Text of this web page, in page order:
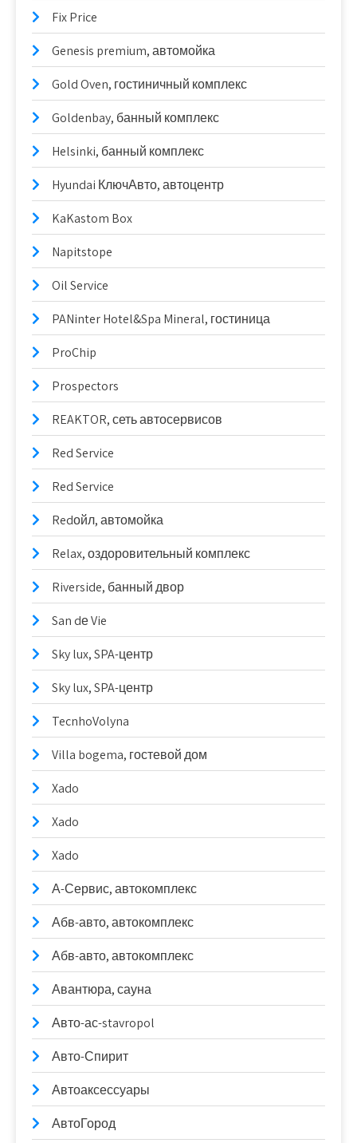
Fix Price
Genesis premium, автомойка
Gold Oven, гостиничный комплекс
Goldenbay, банный комплекс
Helsinki, банный комплекс
Hyundai КлючАвто, автоцентр
KaKastom Box
Napitstope
Oil Service
PANinter Hotel&Spa Mineral, гостиница
ProChip
Prospectors
REAKTOR, сеть автосервисов
Red Service
Red Service
Redойл, автомойка
Relax, оздоровительный комплекс
Riverside, банный двор
San dе Vie
Sky lux, SPA-центр
Sky lux, SPA-центр
TecnhoVolyna
Villa bogema, гостевой дом
Xado
Xado
Xado
А-Сервис, автокомплекс
Абв-авто, автокомплекс
Абв-авто, автокомплекс
Авантюра, сауна
Авто-ас-stavropol
Авто-Спирит
Автоаксессуары
АвтоГород